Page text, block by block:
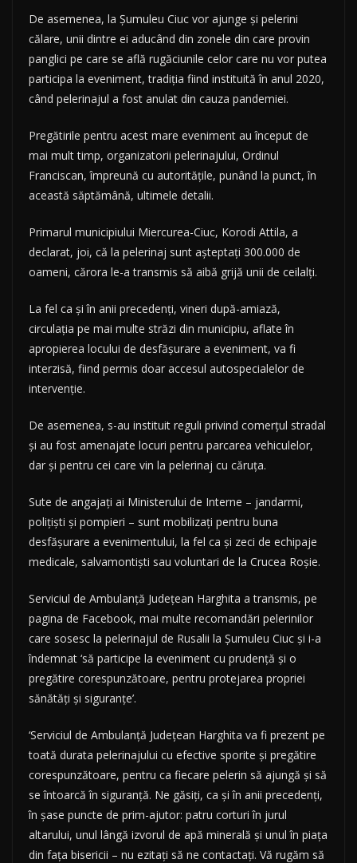
De asemenea, la Șumuleu Ciuc vor ajunge și pelerini
călare, unii dintre ei aducând din zonele din care provin
panglici pe care se află rugăciunile celor care nu vor putea
participa la eveniment, tradiția fiind instituită în anul 2020,
când pelerinajul a fost anulat din cauza pandemiei.
Pregătirile pentru acest mare eveniment au început de
mai mult timp, organizatorii pelerinajului, Ordinul
Franciscan, împreună cu autoritățile, punând la punct, în
această săptămână, ultimele detalii.
Primarul municipiului Miercurea-Ciuc, Korodi Attila, a
declarat, joi, că la pelerinaj sunt așteptați 300.000 de
oameni, cărora le-a transmis să aibă grijă unii de ceilalți.
La fel ca și în anii precedenți, vineri după-amiază,
circulația pe mai multe străzi din municipiu, aflate în
apropierea locului de desfășurare a eveniment, va fi
interzisă, fiind permis doar accesul autospecialelor de
intervenție.
De asemenea, s-au instituit reguli privind comerțul stradal
și au fost amenajate locuri pentru parcarea vehiculelor,
dar și pentru cei care vin la pelerinaj cu căruța.
Sute de angajați ai Ministerului de Interne – jandarmi,
polițiști și pompieri – sunt mobilizați pentru buna
desfășurare a evenimentului, la fel ca și zeci de echipaje
medicale, salvamontiști sau voluntari de la Crucea Roșie.
Serviciul de Ambulanță Județean Harghita a transmis, pe
pagina de Facebook, mai multe recomandări pelerinilor
care sosesc la pelerinajul de Rusalii la Șumuleu Ciuc și i-a
îndemnat ‘să participe la eveniment cu prudență și o
pregătire corespunzătoare, pentru protejarea propriei
sănătăți și siguranțe’.
‘Serviciul de Ambulanță Județean Harghita va fi prezent pe
toată durata pelerinajului cu efective sporite și pregătire
corespunzătoare, pentru ca fiecare pelerin să ajungă și să
se întoarcă în siguranță. Ne găsiți, ca și în anii precedenți,
în șase puncte de prim-ajutor: patru corturi în jurul
altarului, unul lângă izvorul de apă minerală și unul în piața
din fața bisericii – nu ezitați să ne contactați. Vă rugăm să